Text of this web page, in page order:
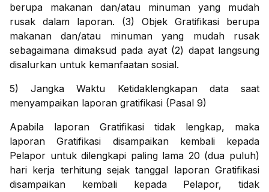
berupa makanan dan/atau minuman yang mudah
rusak dalam laporan. (3) Objek Gratifikasi berupa
makanan dan/atau minuman yang mudah rusak
sebagaimana dimaksud pada ayat (2) dapat langsung
disalurkan untuk kemanfaatan sosial.
5) Jangka Waktu Ketidaklengkapan data saat
menyampaikan laporan gratifikasi (Pasal 9)
Apabila laporan Gratifikasi tidak lengkap, maka
laporan Gratifikasi disampaikan kembali kepada
Pelapor untuk dilengkapi paling lama 20 (dua puluh)
hari kerja terhitung sejak tanggal laporan Gratifikasi
disampaikan kembali kepada Pelapor, tidak